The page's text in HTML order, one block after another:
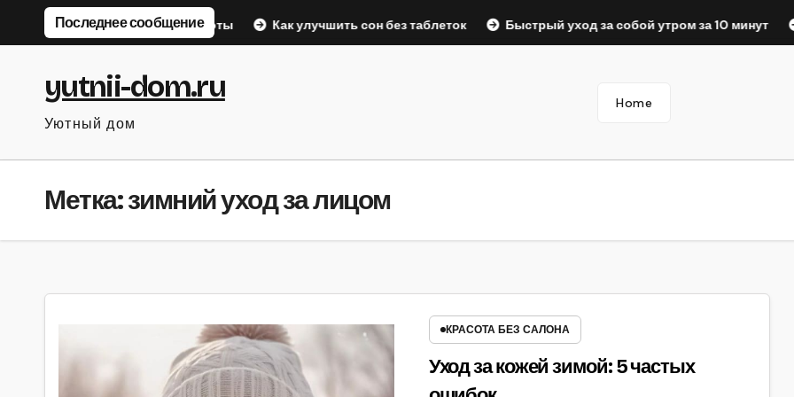
Перейти
Последнее сообщение
для спины после работы Как улучшить сон без таблеток Быстрый уход за собой утром за 10 минут
yutnii-dom.ru
Уютный дом
Home
Метка:зимний уход за лицом
КРАСОТА БЕЗ САЛОНА
Уход за кожей зимой: 5 частых